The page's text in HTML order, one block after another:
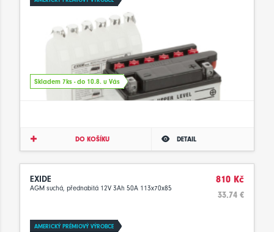
Skladem 7ks - do 10.8. u Vás
DO KOŠÍKU DETAIL
EXIDE
AGM suchá, přednabitá 12V 3Ah 50A 113x70x85
810 Kč
33.74 €
AMERICKÝ PRÉMIOVÝ VÝROBCE